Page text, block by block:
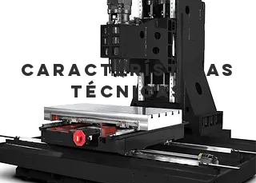
características
técnicas